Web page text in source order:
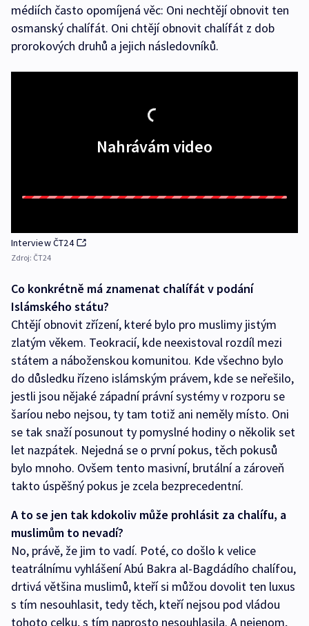
médiích často opomíjená věc: Oni nechtějí obnovit ten
osmanský chalífát. Oni chtějí obnovit chalífát z dob
prorokových druhů a jejich následovníků.
Nahrávám video
Interview ČT24
Zdroj: ČT24
Co konkrétně má znamenat chalífát v podání
Islámského státu?
Chtějí obnovit zřízení, které bylo pro muslimy jistým
zlatým věkem. Teokracií, kde neexistoval rozdíl mezi
státem a náboženskou komunitou. Kde všechno bylo
do důsledku řízeno islámským právem, kde se neřešilo,
jestli jsou nějaké západní právní systémy v rozporu se
šaríou nebo nejsou, ty tam totiž ani neměly místo. Oni
se tak snaží posunout ty pomyslné hodiny o několik set
let nazpátek. Nejedná se o první pokus, těch pokusů
bylo mnoho. Ovšem tento masivní, brutální a zároveň
takto úspěšný pokus je zcela bezprecedentní.
A to se jen tak kdokoliv může prohlásit za chalífu, a
muslimům to nevadí?
No, právě, že jim to vadí. Poté, co došlo k velice
teatrálnímu vyhlášení Abú Bakra al-Bagdádího chalífou,
drtivá většina muslimů, kteří si můžou dovolit ten luxus
s tím nesouhlasit, tedy těch, kteří nejsou pod vládou
tohoto celku, s tím naprosto nesouhlasila. A nejenom,